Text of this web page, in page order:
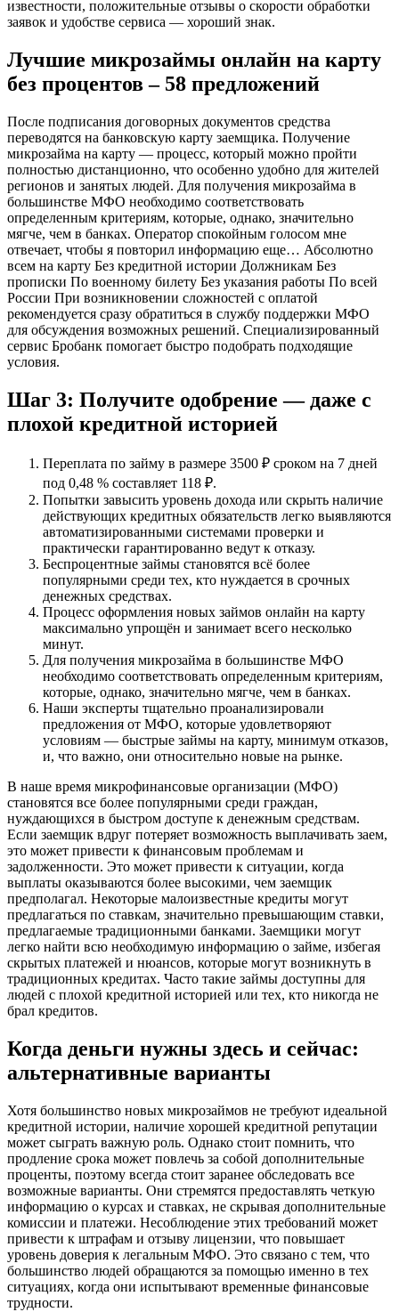
известности, положительные отзывы о скорости обработки
заявок и удобстве сервиса — хороший знак.
Лучшие микрозаймы онлайн на карту
без процентов – 58 предложений
После подписания договорных документов средства
переводятся на банковскую карту заемщика. Получение
микрозайма на карту — процесс, который можно пройти
полностью дистанционно, что особенно удобно для жителей
регионов и занятых людей. Для получения микрозайма в
большинстве МФО необходимо соответствовать
определенным критериям, которые, однако, значительно
мягче, чем в банках. Оператор спокойным голосом мне
отвечает, чтобы я повторил информацию еще… Абсолютно
всем на карту Без кредитной истории Должникам Без
прописки По военному билету Без указания работы По всей
России При возникновении сложностей с оплатой
рекомендуется сразу обратиться в службу поддержки МФО
для обсуждения возможных решений. Специализированный
сервис Бробанк помогает быстро подобрать подходящие
условия.
Шаг 3: Получите одобрение — даже с
плохой кредитной историей
Переплата по займу в размере 3500 ₽ сроком на 7 дней
под 0,48 % составляет 118 ₽.
Попытки завысить уровень дохода или скрыть наличие
действующих кредитных обязательств легко выявляются
автоматизированными системами проверки и
практически гарантированно ведут к отказу.
Беспроцентные займы становятся всё более
популярными среди тех, кто нуждается в срочных
денежных средствах.
Процесс оформления новых займов онлайн на карту
максимально упрощён и занимает всего несколько
минут.
Для получения микрозайма в большинстве МФО
необходимо соответствовать определенным критериям,
которые, однако, значительно мягче, чем в банках.
Наши эксперты тщательно проанализировали
предложения от МФО, которые удовлетворяют
условиям — быстрые займы на карту, минимум отказов,
и, что важно, они относительно новые на рынке.
В наше время микрофинансовые организации (МФО)
становятся все более популярными среди граждан,
нуждающихся в быстром доступе к денежным средствам.
Если заемщик вдруг потеряет возможность выплачивать заем,
это может привести к финансовым проблемам и
задолженности. Это может привести к ситуации, когда
выплаты оказываются более высокими, чем заемщик
предполагал. Некоторые малоизвестные кредиты могут
предлагаться по ставкам, значительно превышающим ставки,
предлагаемые традиционными банками. Заемщики могут
легко найти всю необходимую информацию о займe, избегая
скрытых платежей и нюансов, которые могут возникнуть в
традиционных кредитах. Часто такие займы доступны для
людей с плохой кредитной историей или тех, кто никогда не
брал кредитов.
Когда деньги нужны здесь и сейчас:
альтернативные варианты
Хотя большинство новых микрозаймов не требуют идеальной
кредитной истории, наличие хорошей кредитной репутации
может сыграть важную роль. Однако стоит помнить, что
продление срока может повлечь за собой дополнительные
проценты, поэтому всегда стоит заранее обследовать все
возможные варианты. Они стремятся предоставлять четкую
информацию о курсах и ставках, не скрывая дополнительные
комиссии и платежи. Несоблюдение этих требований может
привести к штрафам и отзыву лицензии, что повышает
уровень доверия к легальным МФО. Это связано с тем, что
большинство людей обращаются за помощью именно в тех
ситуациях, когда они испытывают временные финансовые
трудности.